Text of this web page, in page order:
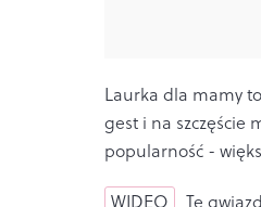
Laurka dla mamy
gest i na szczęście
popularność -
WIDEO Te